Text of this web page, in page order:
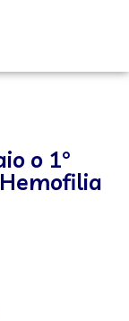
o 1°